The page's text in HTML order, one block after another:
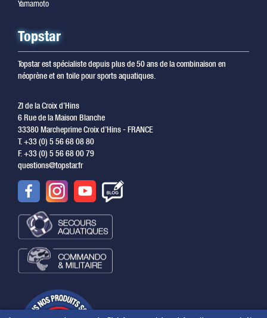
Yamamoto
Topstar
Topstar est spécialiste depuis plus de 50 ans de la combinaison en
néoprène et en toile pour sports aquatiques.
ZI de la Croix d’Hins
6 Rue de la Maison Blanche
33380 Marcheprime Croix d’Hins - FRANCE
T. +33 (0) 5 56 68 08 80
F. +33 (0) 5 56 68 00 79
questions@topstar.fr